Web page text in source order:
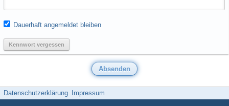
Dauerhaft angemeldet bleiben
Kennwort vergessen
Datenschutzerklärung Impressum